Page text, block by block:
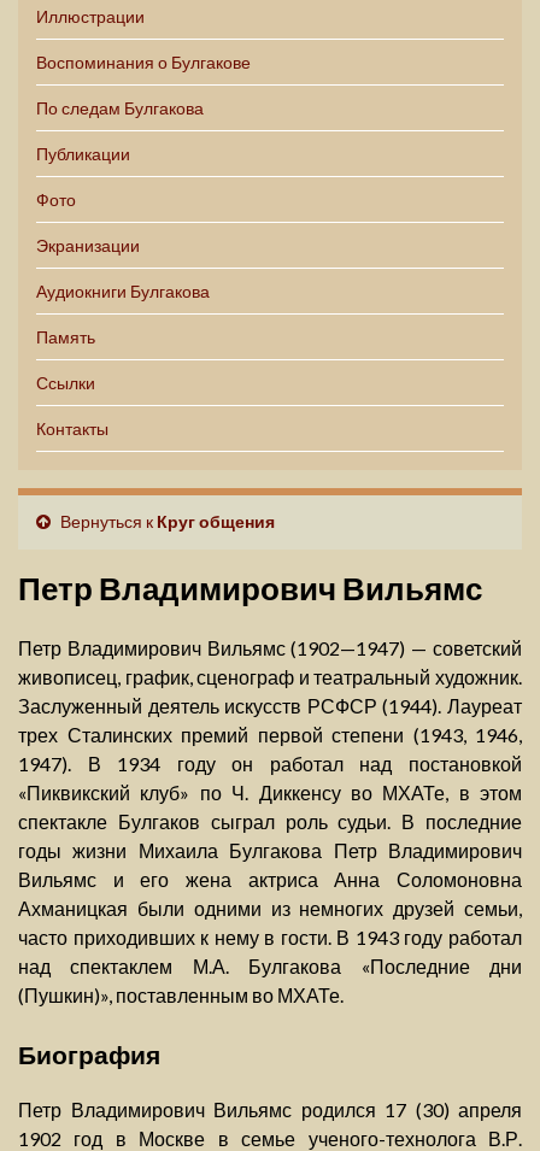
Иллюстрации
Воспоминания о Булгакове
По следам Булгакова
Публикации
Фото
Экранизации
Аудиокниги Булгакова
Память
Ссылки
Контакты
Вернуться к Круг общения
Петр Владимирович Вильямс
Петр Владимирович Вильямс (1902—1947) — советский
живописец, график, сценограф и театральный художник.
Заслуженный деятель искусств РСФСР (1944). Лауреат
трех Сталинских премий первой степени (1943, 1946,
1947). В 1934 году он работал над постановкой
«Пиквикский клуб» по Ч. Диккенсу во МХАТе, в этом
спектакле Булгаков сыграл роль судьи. В последние
годы жизни Михаила Булгакова Петр Владимирович
Вильямс и его жена актриса Анна Соломоновна
Ахманицкая были одними из немногих друзей семьи,
часто приходивших к нему в гости. В 1943 году работал
над спектаклем М.А. Булгакова «Последние дни
(Пушкин)», поставленным во МХАТе.
Биография
Петр Владимирович Вильямс родился 17 (30) апреля
1902 год в Москве в семье ученого-технолога В.Р.